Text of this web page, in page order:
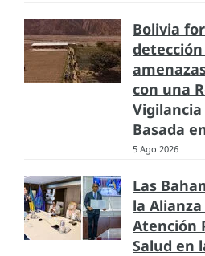
Bolivia
con una
Basada
5 Ago 2026
Las
la
Atención
Salud en